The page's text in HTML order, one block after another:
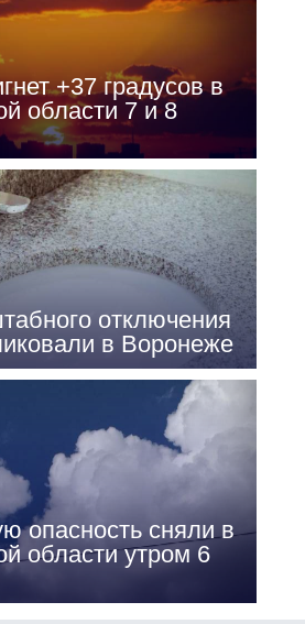
+37 градусов в
области 7 и 8
отключения
в Воронеже
опасность сняли в
области утром 6